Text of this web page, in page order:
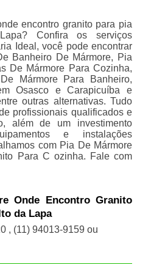
encontro granito para pia
Confira os serviços
Ideal, você pode encontrar
Banheiro De Mármore, Pia
De Mármore Para Cozinha,
Mármore Para Banheiro,
Osasco e Carapicuíba e
outras alternativas. Tudo
profissionais qualificados e
além de um investimento
e instalações
com Pia De Mármore
Para C ozinha. Fale com
Onde Encontro Granito
da Lapa
, (11) 94013-9159 ou